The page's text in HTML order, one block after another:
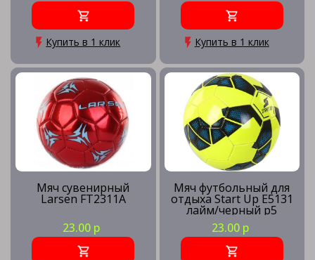
Купить в 1 клик Купить в 1 клик
Мяч сувенирный
Larsen FT2311A
23.00 р
Мяч футбольный для
отдыха Start Up E5131
лайм/черный р5
23.00 р